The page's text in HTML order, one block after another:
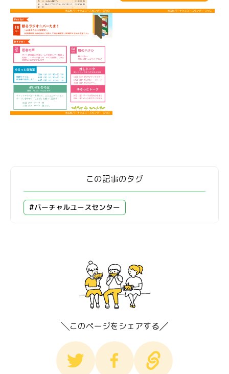
この記事のタグ
#バーチャルユースセンター
このページをシェアする